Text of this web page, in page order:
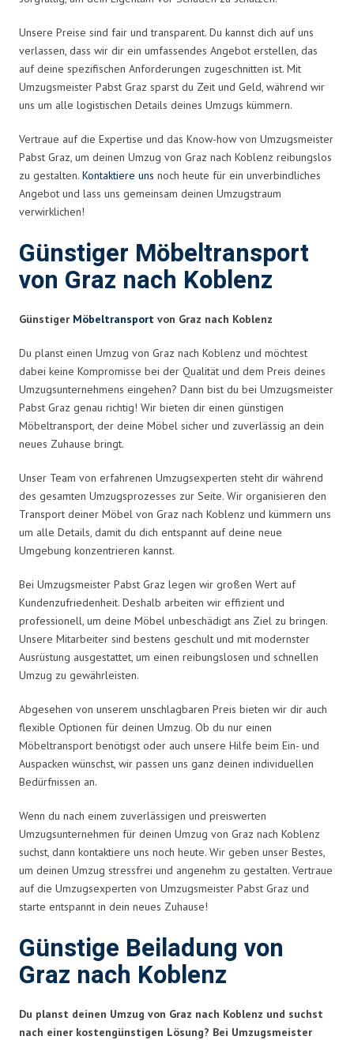
Unsere Preise sind fair und transparent. Du kannst dich auf uns
verlassen, dass wir dir ein umfassendes Angebot erstellen, das
auf deine spezifischen Anforderungen zugeschnitten ist. Mit
Umzugsmeister Pabst Graz sparst du Zeit und Geld, während wir
uns um alle logistischen Details deines Umzugs kümmern.
Vertraue auf die Expertise und das Know-how von Umzugsmeister
Pabst Graz, um deinen Umzug von Graz nach Koblenz reibungslos
zu gestalten. Kontaktiere uns noch heute für ein unverbindliches
Angebot und lass uns gemeinsam deinen Umzugstraum
verwirklichen!
Günstiger Möbeltransport
von Graz nach Koblenz
Günstiger Möbeltransport von Graz nach Koblenz
Du planst einen Umzug von Graz nach Koblenz und möchtest
dabei keine Kompromisse bei der Qualität und dem Preis deines
Umzugsunternehmens eingehen? Dann bist du bei Umzugsmeister
Pabst Graz genau richtig! Wir bieten dir einen günstigen
Möbeltransport, der deine Möbel sicher und zuverlässig an dein
neues Zuhause bringt.
Unser Team von erfahrenen Umzugsexperten steht dir während
des gesamten Umzugsprozesses zur Seite. Wir organisieren den
Transport deiner Möbel von Graz nach Koblenz und kümmern uns
um alle Details, damit du dich entspannt auf deine neue
Umgebung konzentrieren kannst.
Bei Umzugsmeister Pabst Graz legen wir großen Wert auf
Kundenzufriedenheit. Deshalb arbeiten wir effizient und
professionell, um deine Möbel unbeschädigt ans Ziel zu bringen.
Unsere Mitarbeiter sind bestens geschult und mit modernster
Ausrüstung ausgestattet, um einen reibungslosen und schnellen
Umzug zu gewährleisten.
Abgesehen von unserem unschlagbaren Preis bieten wir dir auch
flexible Optionen für deinen Umzug. Ob du nur einen
Möbeltransport benötigst oder auch unsere Hilfe beim Ein- und
Auspacken wünschst, wir passen uns ganz deinen individuellen
Bedürfnissen an.
Wenn du nach einem zuverlässigen und preiswerten
Umzugsunternehmen für deinen Umzug von Graz nach Koblenz
suchst, dann kontaktiere uns noch heute. Wir geben unser Bestes,
um deinen Umzug stressfrei und angenehm zu gestalten. Vertraue
auf die Umzugsexperten von Umzugsmeister Pabst Graz und
starte entspannt in dein neues Zuhause!
Günstige Beiladung von
Graz nach Koblenz
Du planst deinen Umzug von Graz nach Koblenz und suchst
nach einer kostengünstigen Lösung? Bei Umzugsmeister